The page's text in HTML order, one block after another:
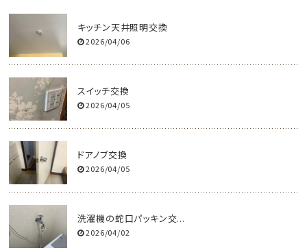
キッチン天井照明交換
2026/04/06
スイッチ交換
2026/04/05
ドアノブ交換
2026/04/05
洗濯機の蛇口パッキン交...
2026/04/02